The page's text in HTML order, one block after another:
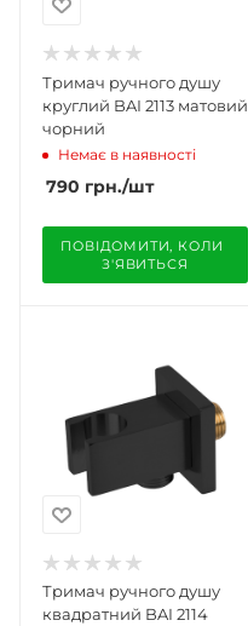
Тримач ручного душу
круглий BAI 2113 матовий
чорний
Немає в наявності
790 грн./шт
ПОВІДОМИТИ, КОЛИ
З'ЯВИТЬСЯ
Тримач ручного душу
квадратний BAI 2114